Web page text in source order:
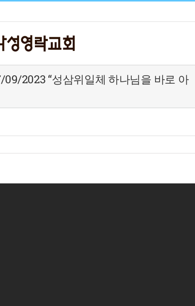
2023 “성삼위일체 하나님을 바로 아